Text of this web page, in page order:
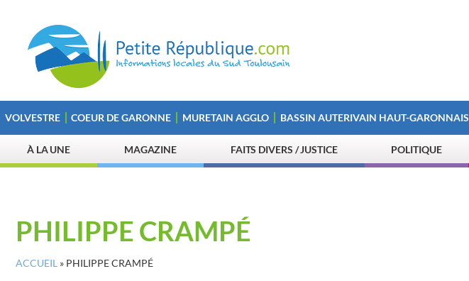
VOLVESTRE COEUR DE GARONNE MURETAIN AGGLO BASSIN AUTERIVAIN HAUT-GARONNAIS
À LA UNE MAGAZINE FAITS DIVERS / JUSTICE POLITIQUE
PHILIPPE CRAMPÉ
ACCUEIL » PHILIPPE CRAMPÉ